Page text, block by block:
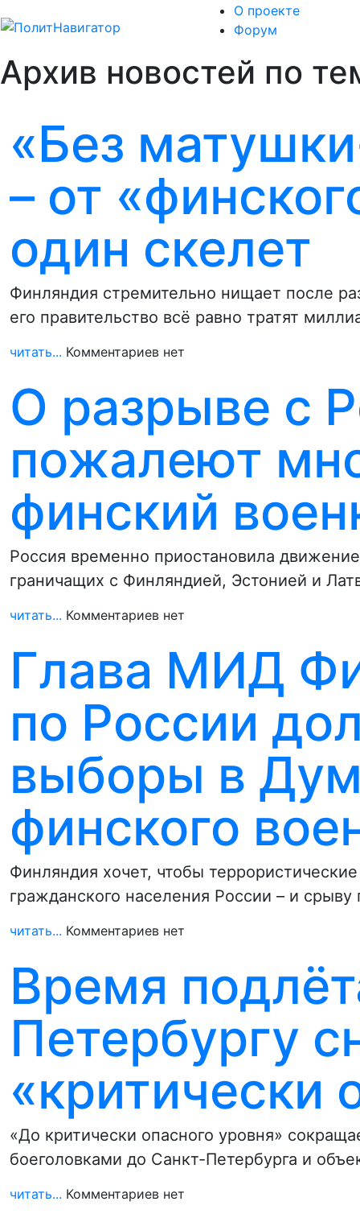
О проекте
Форум
Архив новостей по
«Без
– от
один скелет
Финляндия стремительно нищает после
его правительство всё равно тратят
читать... Комментариев нет
О разрыве с
пожалеют
финский
Россия временно приостановила
граничащих с Финляндией, Эстонией и
читать... Комментариев нет
Глава МИД
по России
выборы в
финского
Финляндия хочет, чтобы
гражданского населения России – и
читать... Комментариев нет
Время
Петербургу
«критически
«До критически опасного уровня»
боеголовками до Санкт-Петербурга и
читать... Комментариев нет